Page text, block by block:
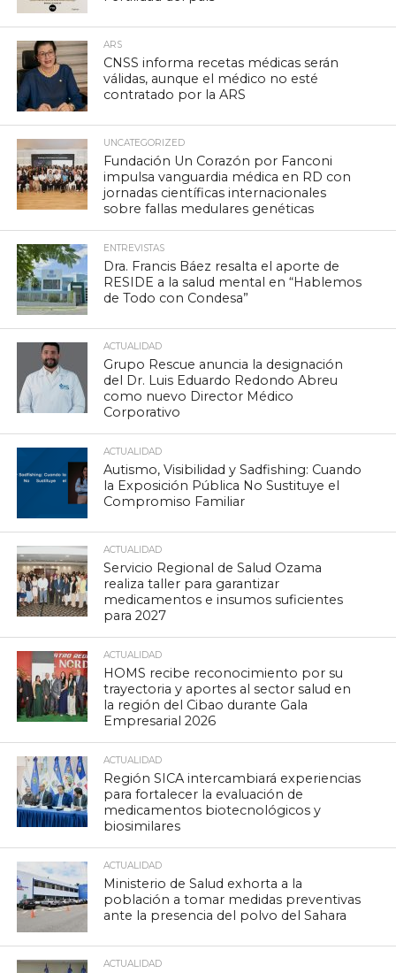
ARS
CNSS informa recetas médicas serán
válidas, aunque el médico no esté
contratado por la ARS
UNCATEGORIZED
Fundación Un Corazón por Fanconi
impulsa vanguardia médica en RD con
jornadas científicas internacionales
sobre fallas medulares genéticas
ENTREVISTAS
Dra. Francis Báez resalta el aporte de
RESIDE a la salud mental en “Hablemos
de Todo con Condesa”
ACTUALIDAD
Grupo Rescue anuncia la designación
del Dr. Luis Eduardo Redondo Abreu
como nuevo Director Médico
Corporativo
ACTUALIDAD
Autismo, Visibilidad y Sadfishing: Cuando
la Exposición Pública No Sustituye el
Compromiso Familiar
ACTUALIDAD
Servicio Regional de Salud Ozama
realiza taller para garantizar
medicamentos e insumos suficientes
para 2027
ACTUALIDAD
HOMS recibe reconocimiento por su
trayectoria y aportes al sector salud en
la región del Cibao durante Gala
Empresarial 2026
ACTUALIDAD
Región SICA intercambiará experiencias
para fortalecer la evaluación de
medicamentos biotecnológicos y
biosimilares
ACTUALIDAD
Ministerio de Salud exhorta a la
población a tomar medidas preventivas
ante la presencia del polvo del Sahara
ACTUALIDAD